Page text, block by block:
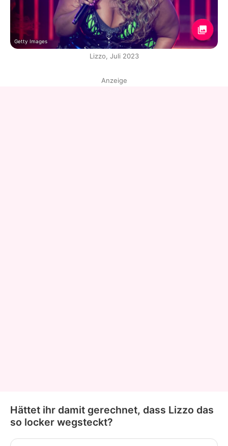
Getty Images
Lizzo, Juli 2023
Anzeige
Hättet ihr damit gerechnet, dass Lizzo das
so locker wegsteckt?